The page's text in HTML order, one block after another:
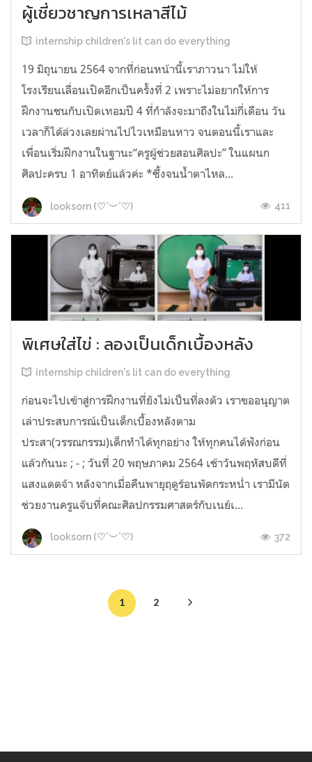
ผู้เชี่ยวชาญการเหลาสีไม้
internship children's lit can do everything
19 มิถุนายน 2564 จากที่ก่อนหน้านี้เราภาวนา ไม่ให้
โรงเรียนเลื่อนเปิดอีกเป็นครั้งที่ 2 เพราะไม่อยากให้การ
ฝึกงานชนกับเปิดเทอมปี 4 ที่กำลังจะมาถึงในไม่กี่เดือน วัน
เวลาก็ได้ล่วงเลยผ่านไปไวเหมือนหาว จนตอนนี้เราและ
เพื่อนเริ่มฝึกงานในฐานะ“ครูผู้ช่วยสอนศิลปะ” ในแผนก
ศิลปะครบ 1 อาทิตย์แล้วค่ะ *ซึ้งจนน้ำตาไหล...
looksorn (♡˙︶˙♡) 411
พิเศษใส่ไข่ : ลองเป็นเด็กเบื้องหลัง
internship children's lit can do everything
ก่อนจะไปเข้าสู่การฝึกงานที่ยังไม่เป็นที่ลงตัว เราขออนุญาต
เล่าประสบการณ์เป็นเด็กเบื้องหลังตาม
ประสา(วรรณกรรม)เด็กทำได้ทุกอย่าง ให้ทุกคนได้ฟังก่อน
แล้วกันนะ ; - ; วันที่ 20 พฤษภาคม 2564 เช้าวันพฤหัสบดีที่
แสงแดดจ้า หลังจากเมื่อคืนพายุฤดูร้อนพัดกระหน่ำ เรามีนัด
ช่วยงานครูแจ๊บที่คณะศิลปกรรมศาสตร์กับเนย์เ...
looksorn (♡˙︶˙♡) 372
1 2